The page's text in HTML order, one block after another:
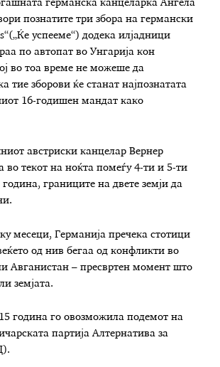
германска канцеларка Ангела
познатите три збора на германски
успееме“) додека илјадници
по автопат во Унгарија кон
во тоа време не можеше да
тие зборови ќе станат најпознатата
16-годишен мандат како
австриски канцелар Вернер
во текот на ноќта помеѓу 4-ти и 5-ти
границите на двете земји да
месеци, Германија пречека стотици
од нив бегаа од конфликти во
Авганистан – пресвртен момент што
земјата.
година го овозможила подемот на
партија Алтернатива за